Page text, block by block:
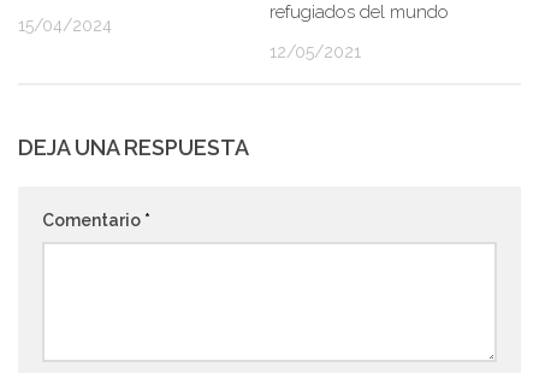
15/04/2024
refugiados del mundo
12/05/2021
DEJA UNA RESPUESTA
Comentario *